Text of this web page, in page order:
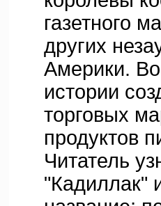
газетного
других
Америки.
истории
торговых
продуктов
Читатель
"Кадиллак"